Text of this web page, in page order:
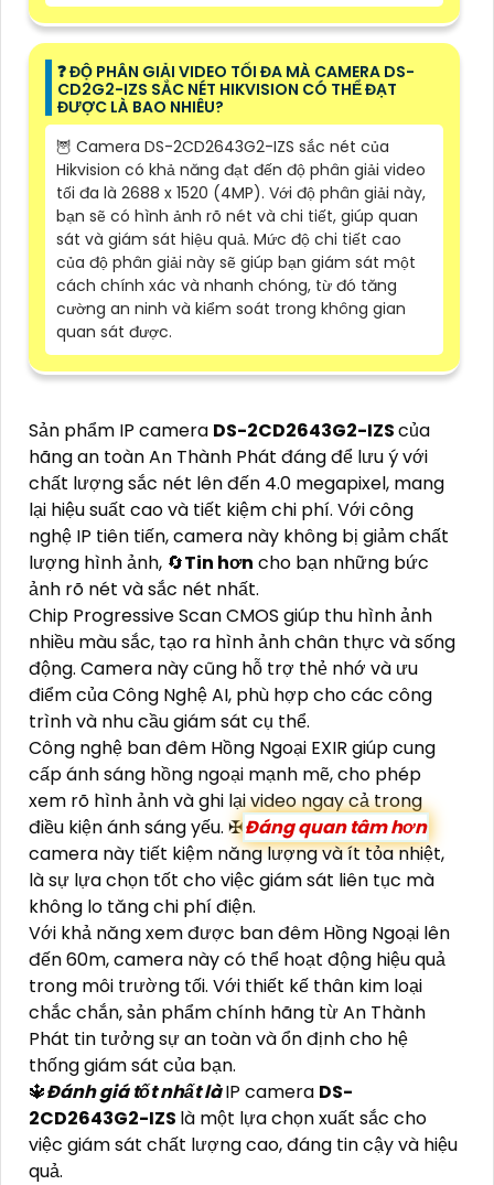
❓ ĐỘ PHÂN GIẢI VIDEO TỐI ĐA MÀ CAMERA DS-
CD2G2-IZS SẮC NÉT HIKVISION CÓ THỂ ĐẠT
ĐƯỢC LÀ BAO NHIÊU?
🦉 Camera DS-2CD2643G2-IZS sắc nét của
Hikvision có khả năng đạt đến độ phân giải video
tối đa là 2688 x 1520 (4MP). Với độ phân giải này,
bạn sẽ có hình ảnh rõ nét và chi tiết, giúp quan
sát và giám sát hiệu quả. Mức độ chi tiết cao
của độ phân giải này sẽ giúp bạn giám sát một
cách chính xác và nhanh chóng, từ đó tăng
cường an ninh và kiểm soát trong không gian
quan sát được.
Sản phẩm IP camera DS-2CD2643G2-IZScủa
hãng an toàn An Thành Phát đáng để lưu ý với
chất lượng sắc nét lên đến 4.0 megapixel, mang
lại hiệu suất cao và tiết kiệm chi phí. Với công
nghệ IP tiên tiến, camera này không bị giảm chất
lượng hình ảnh, 🔄Tin hơn cho bạn những bức
ảnh rõ nét và sắc nét nhất.
Chip Progressive Scan CMOS giúp thu hình ảnh
nhiều màu sắc, tạo ra hình ảnh chân thực và sống
động. Camera này cũng hỗ trợ thẻ nhớ và ưu
điểm của Công Nghệ AI, phù hợp cho các công
trình và nhu cầu giám sát cụ thể.
Công nghệ ban đêm Hồng Ngoại EXIR giúp cung
cấp ánh sáng hồng ngoại mạnh mẽ, cho phép
xem rõ hình ảnh và ghi lại video ngay cả trong
điều kiện ánh sáng yếu. ✠Đáng quan tâm hơn
camera này tiết kiệm năng lượng và ít tỏa nhiệt,
là sự lựa chọn tốt cho việc giám sát liên tục mà
không lo tăng chi phí điện.
Với khả năng xem được ban đêm Hồng Ngoại lên
đến 60m, camera này có thể hoạt động hiệu quả
trong môi trường tối. Với thiết kế thân kim loại
chắc chắn, sản phẩm chính hãng từ An Thành
Phát tin tưởng sự an toàn và ổn định cho hệ
thống giám sát của bạn.
🔱Đánh giá tốt nhất làIP camera DS-
2CD2643G2-IZS là một lựa chọn xuất sắc cho
việc giám sát chất lượng cao, đáng tin cậy và hiệu
quả.